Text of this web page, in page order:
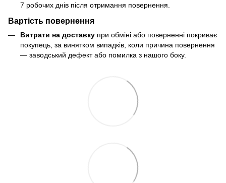
7 робочих днів після отримання повернення.
Вартість повернення
Витрати на доставку при обміні або поверненні покриває
покупець, за винятком випадків, коли причина повернення
— заводський дефект або помилка з нашого боку.